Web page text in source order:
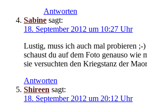
Antworten
Sabine sagt:
18. September 2012 um 10:27 Uhr
Lustig, muss ich auch mal probieren
schaust du auf dem Foto genauso wie
sie versuchten den Kriegstanz der
Antworten
Shireen sagt:
18. September 2012 um 20:12 Uhr